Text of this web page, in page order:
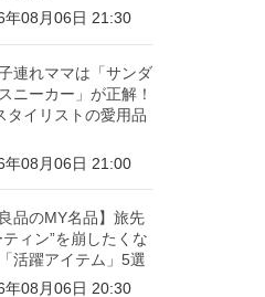
年08月06日 21:30
連れママは「サンダ
ニーカー」が正解！
タイリストの愛用品
年08月06日 21:00
良品のMY名品】旅先
ティン”を崩したくな
活躍アイテム」5選
年08月06日 20:30